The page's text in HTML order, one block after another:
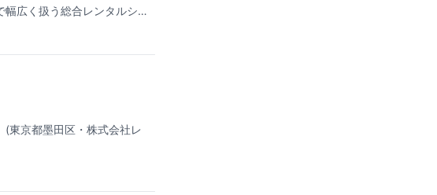
広く扱う総合レンタルショ
東京都墨田区・株式会社レ